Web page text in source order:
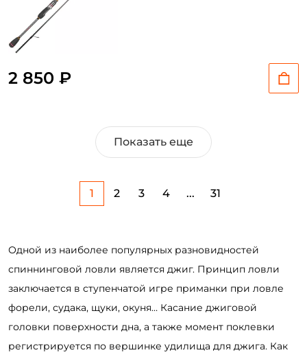
2 850 ₽
Показать еще
1 2 3 4 ... 31
Одной из наиболее популярных разновидностей
спиннинговой ловли является джиг. Принцип ловли
заключается в ступенчатой игре приманки при ловле
форели, судака, щуки, окуня… Касание джиговой
головки поверхности дна, а также момент поклевки
регистрируется по вершинке удилища для джига. Как